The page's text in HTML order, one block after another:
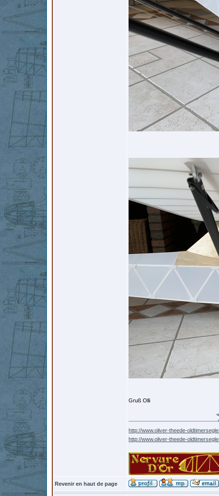
Gruß Olli
http://www.oliver-theede-
http://www.oliver-theede-
Revenir en haut de page